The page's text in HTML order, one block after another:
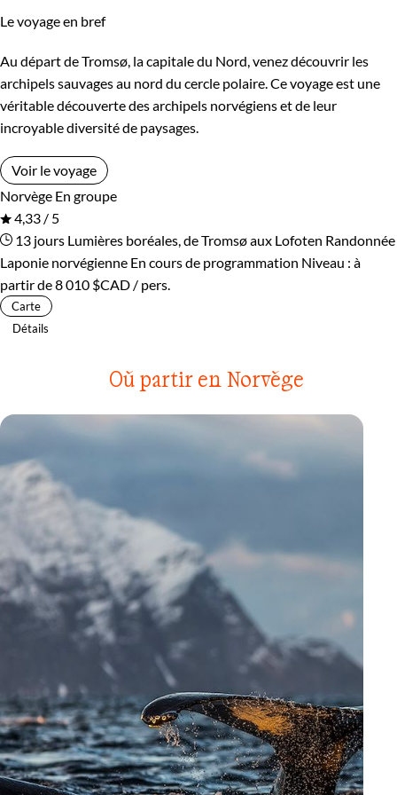
Le voyage en bref
Au départ de Tromsø, la capitale du Nord, venez découvrir les
archipels sauvages au nord du cercle polaire. Ce voyage est une
véritable découverte des archipels norvégiens et de leur
incroyable diversité de paysages.
Voir le voyage
Norvège En groupe
4,33 / 5
13 jours Lumières boréales, de Tromsø aux Lofoten Randonnée
Laponie norvégienne En cours de programmation Niveau : à
partir de8 010 $CAD / pers.
Carte
Détails
Où partir en Norvège